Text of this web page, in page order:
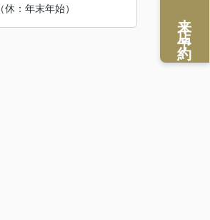
（休：年末年始）
来店予約